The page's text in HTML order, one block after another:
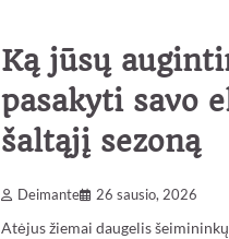
Ką jūsų
pasakyti savo
šaltąjį sezoną
Deimante 26 sausio, 2026
Atėjus žiemai daugelis